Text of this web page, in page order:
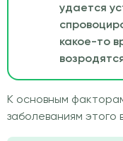
удается
какое-то
К основным
заболеваниям этого